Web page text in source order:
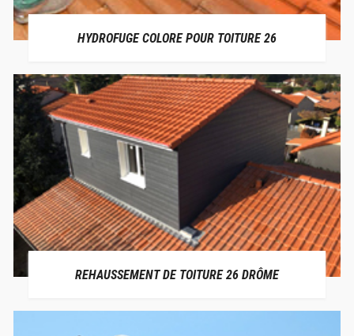
HYDROFUGE COLORE POUR TOITURE 26
REHAUSSEMENT DE TOITURE 26 DRÔME